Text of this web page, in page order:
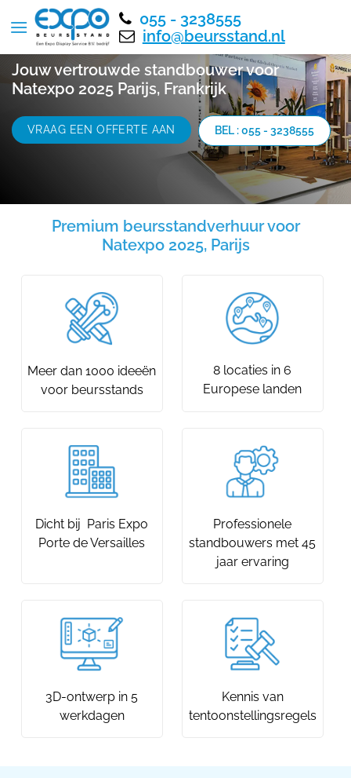
055 - 3238555
info@beursstand.nl
Jouw vertrouwde standbouwer voor
Natexpo 2025 Parijs, Frankrijk
VRAAG EEN OFFERTE AAN BEL : 055 - 3238555
Premium beursstandverhuur voor
Natexpo 2025, Parijs
Meer dan 1000 ideeën
voor beursstands
8 locaties in 6
Europese landen
Dicht bij Paris Expo
Porte de Versailles
Professionele
standbouwers met 45
jaar ervaring
3D-ontwerp in 5
werkdagen
Kennis van
tentoonstellingsregels